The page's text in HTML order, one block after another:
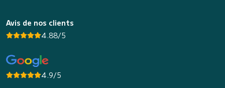
Avis de nos clients
4.88/5
4.9/5